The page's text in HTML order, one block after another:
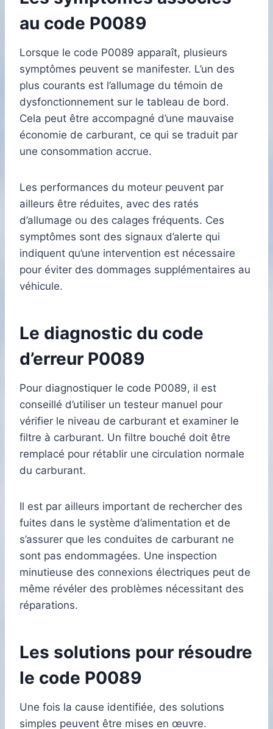
au code P0089
Lorsque le code P0089 apparaît, plusieurs
symptômes peuvent se manifester. L’un des
plus courants est l’allumage du témoin de
dysfonctionnement sur le tableau de bord.
Cela peut être accompagné d’une mauvaise
économie de carburant, ce qui se traduit par
une consommation accrue.
Les performances du moteur peuvent par
ailleurs être réduites, avec des ratés
d’allumage ou des calages fréquents. Ces
symptômes sont des signaux d’alerte qui
indiquent qu’une intervention est nécessaire
pour éviter des dommages supplémentaires au
véhicule.
Le diagnostic du code
d’erreur P0089
Pour diagnostiquer le code P0089, il est
conseillé d’utiliser un testeur manuel pour
vérifier le niveau de carburant et examiner le
filtre à carburant. Un filtre bouché doit être
remplacé pour rétablir une circulation normale
du carburant.
Il est par ailleurs important de rechercher des
fuites dans le système d’alimentation et de
s’assurer que les conduites de carburant ne
sont pas endommagées. Une inspection
minutieuse des connexions électriques peut de
même révéler des problèmes nécessitant des
réparations.
Les solutions pour résoudre
le code P0089
Une fois la cause identifiée, des solutions
simples peuvent être mises en œuvre.